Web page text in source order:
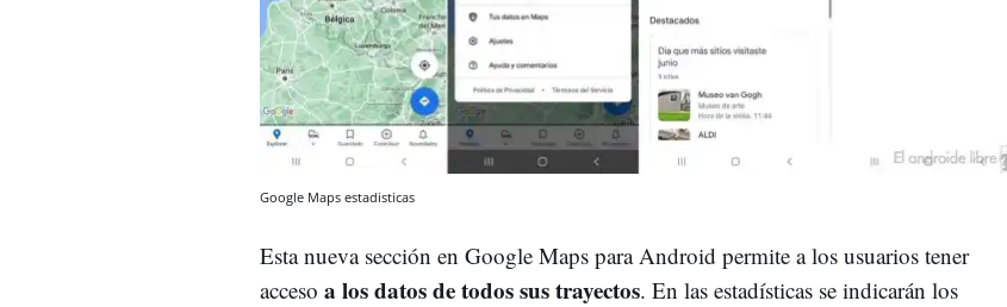
Google Maps estadisticas
Esta nueva sección en Google Maps para Android permite a los usuarios tener
acceso a los datos de todos sus trayectos. En las estadísticas se indicarán los